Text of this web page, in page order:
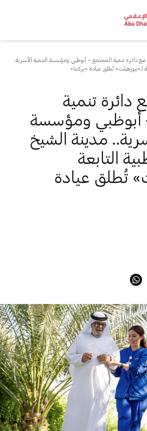
مع دائرة تنمية المجتمع – أبوظبي ومؤسسة التنمية الأسرية..
تُطلق عيادة «بركتنا»
دائرة تنمية
أبوظبي ومؤسسة
مدينة الشيخ
التابعة
تُطلق عيادة